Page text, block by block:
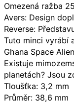
Omezená ražba
Avers: Design
Reverse:
Tuto minci vyrábí
Ghana Space
Existuje
planetách? Jsou
Tloušťka: 3,2 mm
Průměr: 38,6 mm